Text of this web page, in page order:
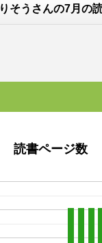
そうさんの7月の
読書ページ数